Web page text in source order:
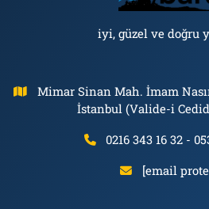
iyi, güzel ve doğru
Mimar Sinan Mah. İmam
İstanbul (Valide-i
0216 343 16 32 -
[email